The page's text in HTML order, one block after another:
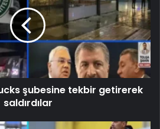
şubesine tekbir getirerek
saldırdılar